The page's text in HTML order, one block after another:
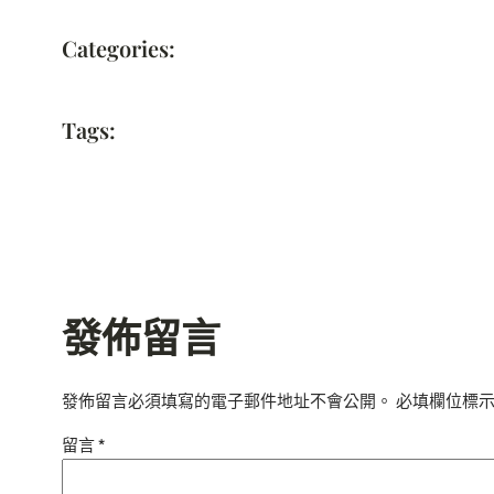
Categories:
Tags:
發佈留言
發佈留言必須填寫的電子郵件地址不會公開。 必填欄位標
留言*